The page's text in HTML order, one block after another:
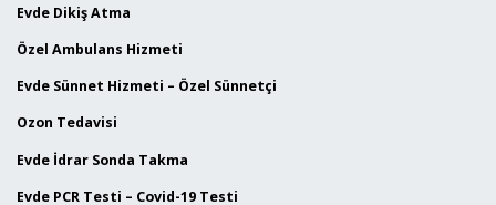
Evde Dikiş Atma
Özel Ambulans Hizmeti
Evde Sünnet Hizmeti – Özel Sünnetçi
Ozon Tedavisi
Evde İdrar Sonda Takma
Evde PCR Testi – Covid-19 Testi